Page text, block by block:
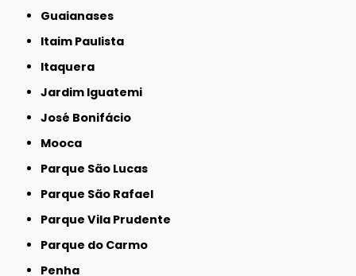
Guaianases
Itaim Paulista
Itaquera
Jardim Iguatemi
José Bonifácio
Mooca
Parque São Lucas
Parque São Rafael
Parque Vila Prudente
Parque do Carmo
Penha